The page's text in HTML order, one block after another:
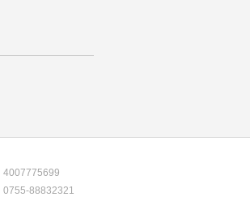
4007775699
0755-88832321